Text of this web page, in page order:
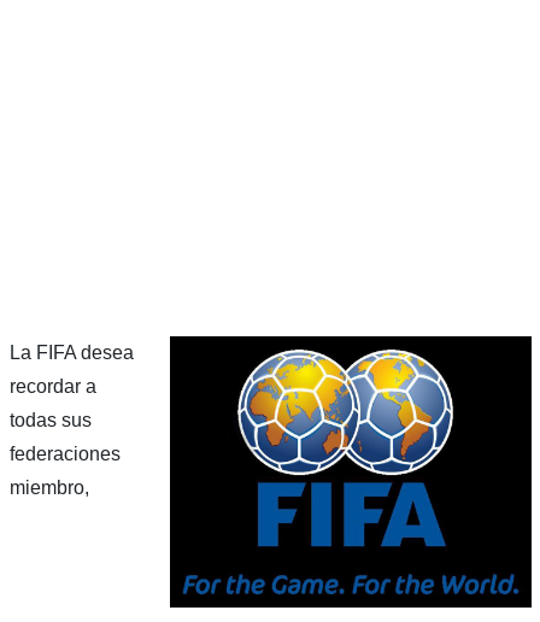
La FIFA desea
recordar a
todas sus
federaciones
miembro,